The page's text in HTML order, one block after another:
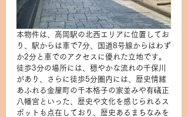
本物件は、高岡駅の北西エリアに位置してお
り、駅からは車で7分、国道8号線からはわず
か2分と車でのアクセスに優れた立地です。
徒歩3分の場所には、穏やかな流れの千保川
があり、さらに徒歩5分圏内には、歴史情緒
あふれる金屋町の千本格子の家並みや有礒正
八幡宮といった、歴史や文化を感じられるス
ポットも点在しており、歴史あるまちなみを